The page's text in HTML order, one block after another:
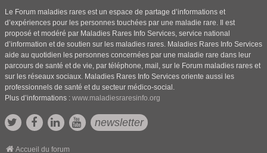
Le Forum maladies rares est un espace de partage d’informations et
d’expériences pour les personnes touchées par une maladie rare. Il est
proposé et modéré par Maladies Rares Info Services, service national
d’information et de soutien sur les maladies rares. Maladies Rares Info Services
aide au quotidien les personnes concernées par une maladie rare dans leur
parcours de santé et de vie, par téléphone, mail, sur le Forum maladies rares et
sur les réseaux sociaux. Maladies Rares Info Services oriente aussi les
professionnels de santé et du secteur médico-social.
Plus d’informations : www.maladiesraresinfo.org
newsletter
Accueil du forum